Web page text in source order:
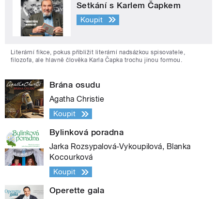
Setkání s Karlem Čapkem
Koupit
Literární fikce, pokus přiblížit literární nadsázkou spisovatele,
filozofa, ale hlavně člověka Karla Čapka trochu jinou formou.
Brána osudu
Agatha Christie
Koupit
Bylinková poradna
Jarka Rozsypalová-Vykoupilová, Blanka
Kocourková
Koupit
Operette gala